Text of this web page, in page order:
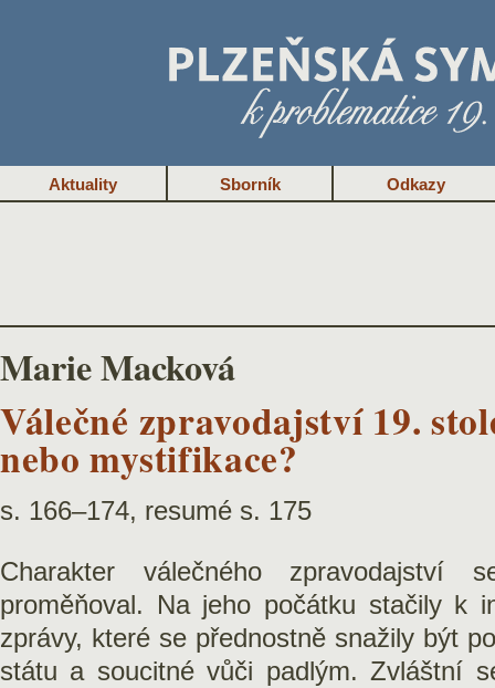
Aktuality Sborník Odkazy
Marie Macková
Válečné zpravodajství 19.
nebo mystifikace?
s. 166–174, resumé s. 175
Charakter válečného
proměňoval. Na jeho počátku stačily k
zprávy, které se přednostně snažily být
státu a soucitné vůči padlým. Zvláštní